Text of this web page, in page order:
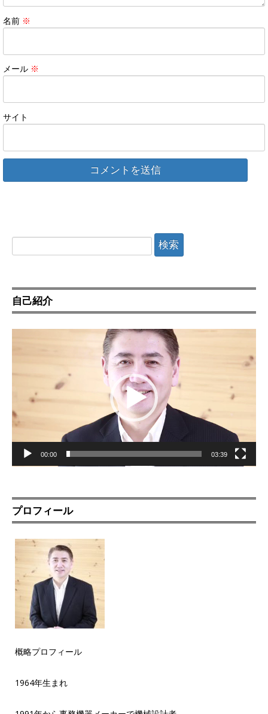
名前 ※
メール ※
サイト
検
索:
自己紹介
動
ヤ
00:00 03:39
プロフィール
概略プロフィール
1964年生まれ